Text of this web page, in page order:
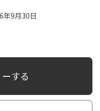
年9月30日